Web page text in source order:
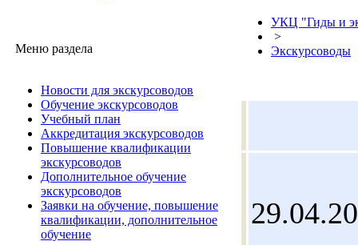
Меню раздела
Новости для экскурсоводов
Обучение экскурсоводов
Учебный план
Аккредитация экскурсоводов
Повышение квалификации
экскурсоводов
Дополнительное обучение
экскурсоводов
Заявки на обучение, повышение
квалификации, дополнительное
обучение
УКЦ "Гиды и
>
Экскурсоводы